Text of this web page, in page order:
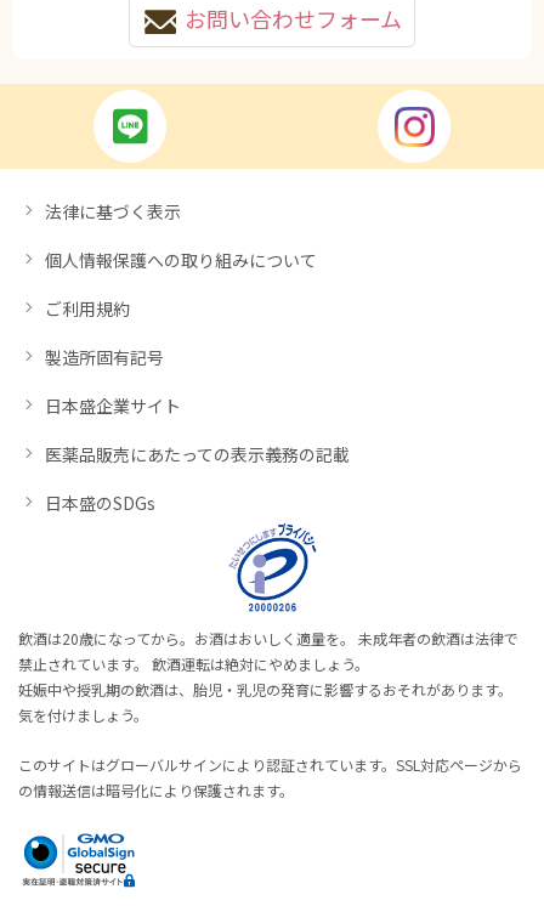
お問い合わせフォーム
法律に基づく表示
個人情報保護への取り組みについて
ご利用規約
製造所固有記号
日本盛企業サイト
医薬品販売にあたっての表示義務の記載
日本盛のSDGs
飲酒は20歳になってから。お酒はおいしく適量を。 未成年者の飲酒は法律で
禁止されています。 飲酒運転は絶対にやめましょう。
妊娠中や授乳期の飲酒は、胎児・乳児の発育に影響するおそれがあります。
気を付けましょう。
このサイトはグローバルサインにより認証されています。SSL対応ページから
の情報送信は暗号化により保護されます。